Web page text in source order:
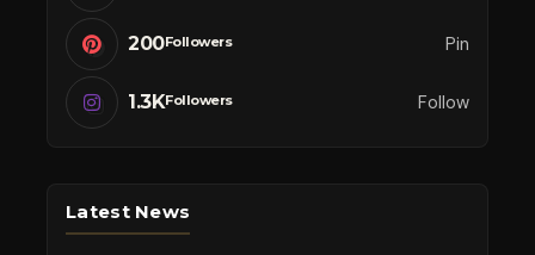
200Followers Pin
1.3KFollowers Follow
Latest News